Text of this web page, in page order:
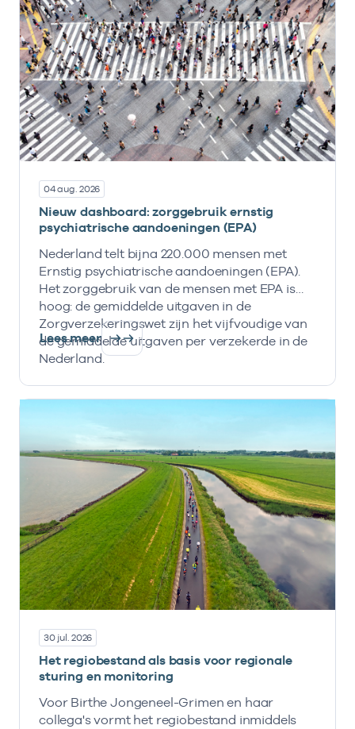
04 aug. 2026
Nieuw dashboard: zorggebruik ernstig
psychiatrische aandoeningen (EPA)
Nederland telt bijna 220.000 mensen met
Ernstig psychiatrische aandoeningen (EPA).
Het zorggebruik van de mensen met EPA is
hoog: de gemiddelde uitgaven in de
Zorgverzekeringswet zijn het vijfvoudige van
de gemiddelde uitgaven per verzekerde in de
Nederland.
Lees meer
30 jul. 2026
Het regiobestand als basis voor regionale
sturing en monitoring
Voor Birthe Jongeneel-Grimen en haar
collega's vormt het regiobestand inmiddels